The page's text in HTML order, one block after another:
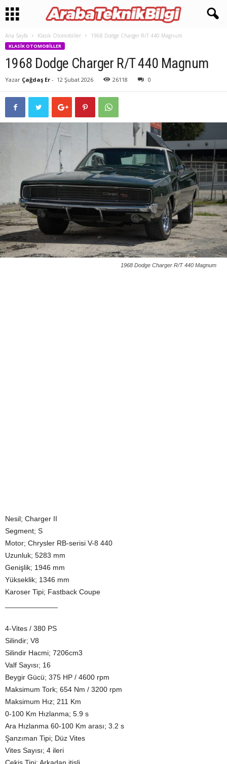
Ana Sayfa Klasik Otomobiller 1968 Dodge Charger R/T 440 Magnum
KLASIK OTOMOBILLER
1968 Dodge Charger R/T 440 Magnum
Yazar Çağdaş Er - 12 Şubat 2026 26118 0
1968 Dodge Charger R/T 440 Magnum
Nesil; Charger II
Segment; S
Motor; Chrysler RB-serisi V-8 440
Uzunluk; 5283 mm
Genişlik; 1946 mm
Yükseklik; 1346 mm
Karoser Tipi; Fastback Coupe
4-Vites / 380 PS
Silindir; V8
Silindir Hacmi; 7206cm3
Valf Sayısı; 16
Beygir Gücü; 375 HP / 4600 rpm
Maksimum Tork; 654 Nm / 3200 rpm
Maksimum Hız; 211 Km
0-100 Km Hızlanma; 5.9 s
Ara Hızlanma 60-100 Km arası; 3.2 s
Şanzıman Tipi; Düz Vites
Vites Sayısı; 4 ileri